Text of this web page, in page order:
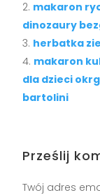
makaron
dinozaury
herbatka
makaron
dla dzieci
bartolini
Prześlij
Twój adres